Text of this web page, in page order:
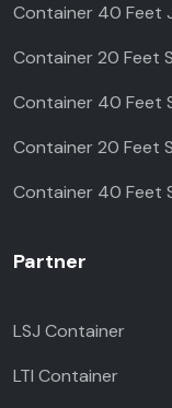
Container 40 Feet
Container 20 Feet
Container 40 Feet
Container 20 Feet
Container 40 Feet
Partner
LSJ Container
LTI Container